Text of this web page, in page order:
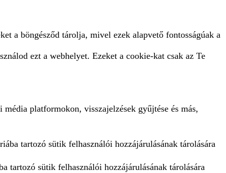
a böngésződ tárolja, mivel ezek alapvető fontosságúak a
ezt a webhelyet. Ezeket a cookie-kat csak az Te
platformokon, visszajelzések gyűjtése és más,
tartozó sütik felhasználói hozzájárulásának tárolására
tartozó sütik felhasználói hozzájárulásának tárolására